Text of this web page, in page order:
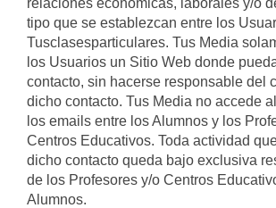
relaciones económicas, laborales y/o
tipo que se establezcan entre los
Tusclasesparticulares. Tus Media
los Usuarios un Sitio Web donde
contacto, sin hacerse responsable del
dicho contacto. Tus Media no accede
los emails entre los Alumnos y los
Centros Educativos. Toda actividad
dicho contacto queda bajo exclusiva
de los Profesores y/o Centros
Alumnos.